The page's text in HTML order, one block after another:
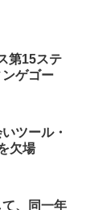
第15ステ
ゲゴー
ツール・
欠場
、同一年